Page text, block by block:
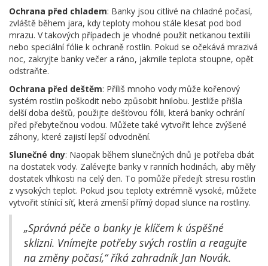
Ochrana před chladem: Banky jsou citlivé na chladné počasí,
zvláště během jara, kdy teploty mohou stále klesat pod bod
mrazu. V takových případech je vhodné použít netkanou textilii
nebo speciální fólie k ochraně rostlin. Pokud se očekává mrazivá
noc, zakryjte banky večer a ráno, jakmile teplota stoupne, opět
odstraňte.
Ochrana před deštěm: Příliš mnoho vody může kořenový
systém rostlin poškodit nebo způsobit hnilobu. Jestliže přišla
delší doba dešťů, použijte dešťovou fólii, která banky ochrání
před přebytečnou vodou. Můžete také vytvořit lehce zvýšené
záhony, které zajistí lepší odvodnění.
Slunečné dny: Naopak během slunečných dnů je potřeba dbát
na dostatek vody. Zalévejte banky v ranních hodinách, aby měly
dostatek vlhkosti na celý den. To pomůže předejít stresu rostlin
z vysokých teplot. Pokud jsou teploty extrémně vysoké, můžete
vytvořit stínící síť, která zmenší přímý dopad slunce na rostliny.
„Správná péče o banky je klíčem k úspěšné
sklizni. Vnímejte potřeby svých rostlin a reagujte
na změny počasí,“ říká zahradník Jan Novák.